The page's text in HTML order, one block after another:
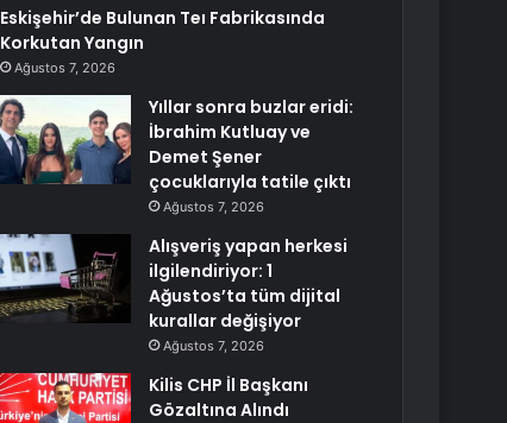
Eskişehir’de Bulunan Teı Fabrikasında
Korkutan Yangın
Ağustos 7, 2026
Yıllar sonra buzlar eridi:
İbrahim Kutluay ve
Demet Şener
çocuklarıyla tatile çıktı
Ağustos 7, 2026
Alışveriş yapan herkesi
ilgilendiriyor: 1
Ağustos’ta tüm dijital
kurallar değişiyor
Ağustos 7, 2026
Kilis CHP İl Başkanı
Gözaltına Alındı